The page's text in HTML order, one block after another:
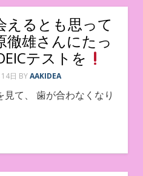
えるとも思って
徹雄さんにたっ
テストを
日 BY AAKIDEA
て、 歯が合わなくなり